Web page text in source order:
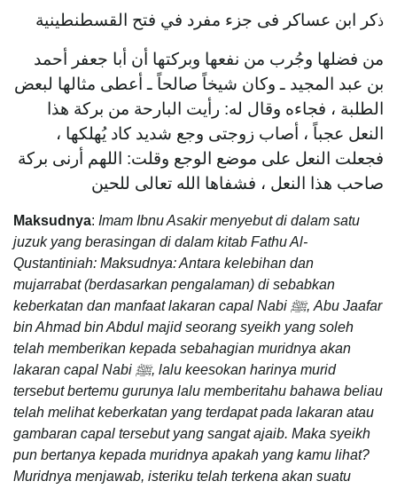
ذكر ابن عساكر فى جزء مفرد في فتح القسطنطينية
بن عبد المجيد ـ وكان شيخاً صالحاً ـ أعطى مثالها لبعض
الطلبة ، فجاءه وقال له: رأيت البارحة من بركة هذا
النعل عجباً ، أصاب زوجتى وجع شديد كاد يُهلكها ،
فجعلت النعل على موضع الوجع وقلت: اللهم أرنى بركة
صاحب هذا النعل ، فشفاها الله تعالى للحين
Maksudnya: Imam Ibnu Asakir menyebut di dalam satu
juzuk yang berasingan di dalam kitab Fathu Al-
Qustantiniah: Maksudnya: Antara kelebihan dan
mujarrabat (berdasarkan pengalaman) di sebabkan
keberkatan dan manfaat lakaran capal Nabi
ﷺ, Abu Jaafar
bin Ahmad bin Abdul majid seorang syeikh yang soleh
telah memberikan kepada sebahagian muridnya akan
lakaran capal Nabi ﷺ, lalu keesokan harinya murid
tersebut bertemu gurunya lalu memberitahu bahawa beliau
telah melihat keberkatan yang terdapat pada lakaran atau
gambaran capal tersebut yang sangat ajaib. Maka syeikh
pun bertanya kepada muridnya apakah yang kamu lihat?
Muridnya menjawab, isteriku telah terkena akan suatu